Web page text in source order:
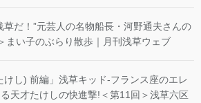
草だ！”元芸人の名物船長・河野通夫さんの
まい子のぶらり散歩｜月刊浅草ウェブ
けし) 前編」浅草キッド-フランス座のエレ
天才たけしの快進撃!＜第11回＞浅草六区